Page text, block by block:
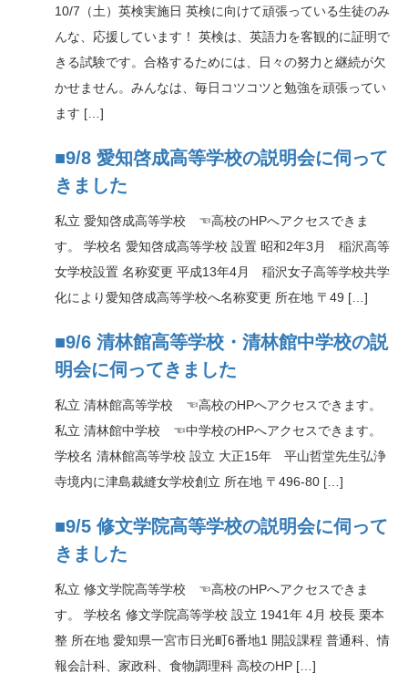
10/7（土）英検実施日 英検に向けて頑張っている生徒のみ
んな、応援しています！ 英検は、英語力を客観的に証明で
きる試験です。合格するためには、日々の努力と継続が欠
かせません。みんなは、毎日コツコツと勉強を頑張ってい
ます […]
■9/8 愛知啓成高等学校の説明会に伺って
きました
私立 愛知啓成高等学校 ☜高校のHPへアクセスできま
す。 学校名 愛知啓成高等学校 設置 昭和2年3月 稲沢高等
女学校設置 名称変更 平成13年4月 稲沢女子高等学校共学
化により愛知啓成高等学校へ名称変更 所在地 〒49 […]
■9/6 清林館高等学校・清林館中学校の説
明会に伺ってきました
私立 清林館高等学校 ☜高校のHPへアクセスできます。
私立 清林館中学校 ☜中学校のHPへアクセスできます。
学校名 清林館高等学校 設立 大正15年 平山哲堂先生弘浄
寺境内に津島裁縫女学校創立 所在地 〒496-80 […]
■9/5 修文学院高等学校の説明会に伺って
きました
私立 修文学院高等学校 ☜高校のHPへアクセスできま
す。 学校名 修文学院高等学校 設立 1941年 4月 校長 栗本
整 所在地 愛知県一宮市日光町6番地1 開設課程 普通科、情
報会計科、家政科、食物調理科 高校のHP […]